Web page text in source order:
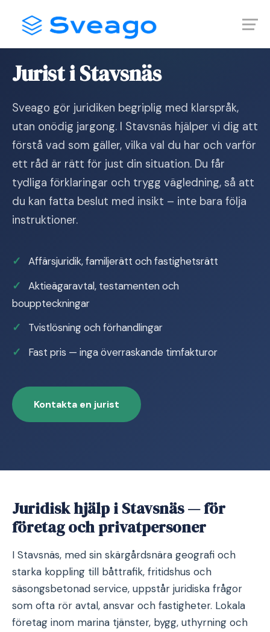
content
Jurist i Stavsnäs
Sveago gör juridiken begriplig med klarspråk,
utan onödig jargong. I Stavsnäs hjälper vi dig att
förstå vad som gäller, vilka val du har och varför
ett råd är rätt för just din situation. Du får
tydliga förklaringar och trygg vägledning, så att
du kan fatta beslut med insikt – inte bara följa
instruktioner.
Affärsjuridik, familjerätt och fastighetsrätt
Aktieägaravtal, testamenten och
bouppteckningar
Tvistlösning och förhandlingar
Fast pris — inga överraskande timfakturor
Kontakta en jurist
Juridisk hjälp i Stavsnäs — för
företag och privatpersoner
I Stavsnäs, med sin skärgårdsnära geografi och
starka koppling till båttrafik, fritidshus och
säsongsbetonad service, uppstår juridiska frågor
som ofta rör avtal, ansvar och fastigheter. Lokala
företag inom marina tjänster, bygg, uthyrning och